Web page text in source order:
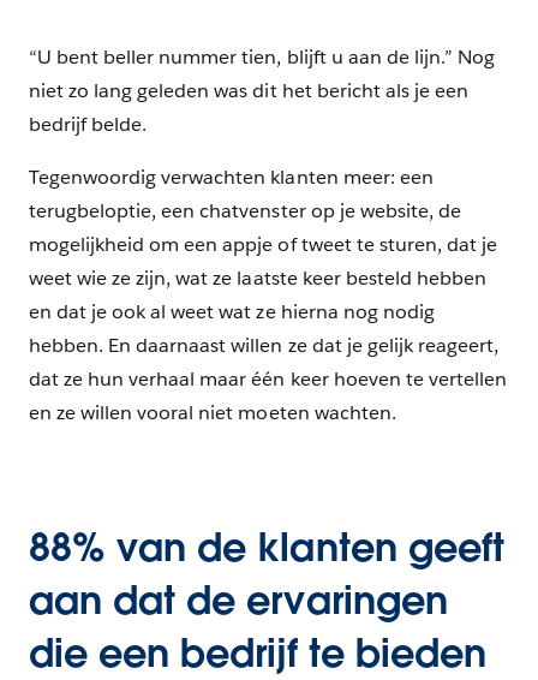
“U bent beller nummer tien, blijft u aan de lijn.” Nog
niet zo lang geleden was dit het bericht als je een
bedrijf belde.
Tegenwoordig verwachten klanten meer: een
terugbeloptie, een chatvenster op je website, de
mogelijkheid om een appje of tweet te sturen, dat je
weet wie ze zijn, wat ze laatste keer besteld hebben
en dat je ook al weet wat ze hierna nog nodig
hebben. En daarnaast willen ze dat je gelijk reageert,
dat ze hun verhaal maar één keer hoeven te vertellen
en ze willen vooral niet moeten wachten.
88% van de klanten geeft
aan dat de ervaringen
die een bedrijf te bieden